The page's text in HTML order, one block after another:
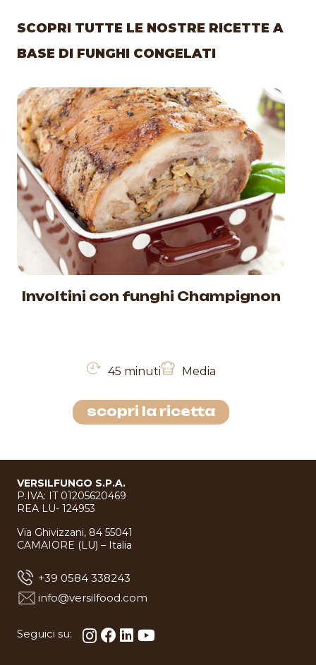
SCOPRI TUTTE LE NOSTRE RICETTE A
BASE DI FUNGHI CONGELATI
Involtini con funghi Champignon
45 minuti Media
scopri la ricetta
VERSILFUNGO S.P.A.
P.IVA: IT 01205620469
REA LU- 124953
Via Ghivizzani, 84 55041
CAMAIORE (LU) – Italia
+39 0584 338243
info@versilfood.com
Seguici su: